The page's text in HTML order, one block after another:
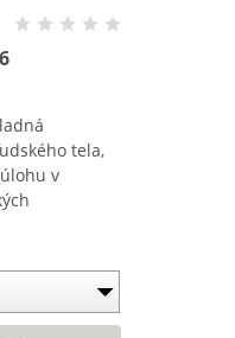
tela,
v
tvorbu
prispieva k